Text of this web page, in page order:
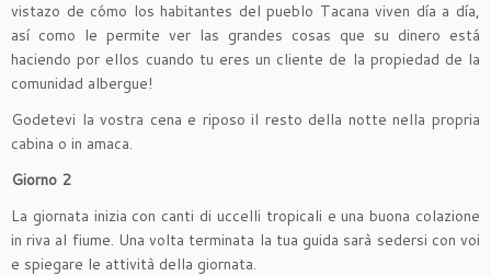
vistazo de cómo los habitantes del pueblo Tacana viven día a día,
así como le permite ver las grandes cosas que su dinero está
haciendo por ellos cuando tu eres un cliente de la propiedad de la
comunidad albergue!
Godetevi la vostra cena e riposo il resto della notte nella propria
cabina o in amaca.
Giorno 2
La giornata inizia con canti di uccelli tropicali e una buona colazione
in riva al fiume. Una volta terminata la tua guida sarà sedersi con voi
e spiegare le attività della giornata.